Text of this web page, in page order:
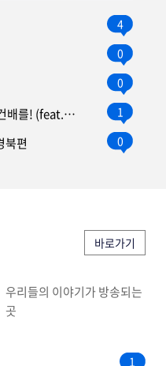
4
0
0
[조교 일기] 세저리의 심장에서 건배를! (feat. 신입 조교 환영... 1
북편 0
바로가기
우리들의 이야기가 방송되는
곳
1